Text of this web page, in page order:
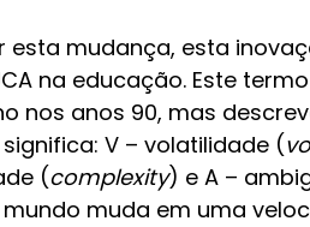
esta mudança, esta
na educação. Este
nos anos 90, mas
V – volatilidade (
(complexity) e A –
muda em uma